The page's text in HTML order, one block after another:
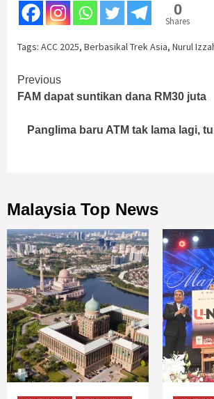
0
Shares
Tags: ACC 2025, Berbasikal Trek Asia, Nurul
Continue
Reading
Previous
FAM dapat suntikan dana RM30 juta
Panglima baru ATM tak lama lagi,
Malaysia Top News